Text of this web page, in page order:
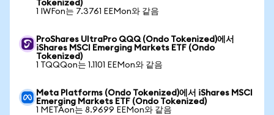
Tokenized)
1 IWFon는 7.3761 EEMon와 같음
ProShares UltraPro QQQ (Ondo Tokenized)에서
iShares MSCI Emerging Markets ETF (Ondo
Tokenized)
1 TQQQon는 1.1101 EEMon와 같음
Meta Platforms (Ondo Tokenized)에서 iShares MSCI
Emerging Markets ETF (Ondo Tokenized)
1 METAon는 8.9699 EEMon와 같음